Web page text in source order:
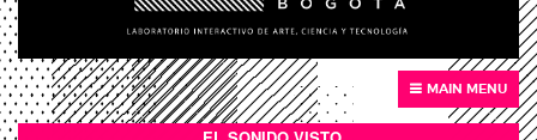
MAIN MENU